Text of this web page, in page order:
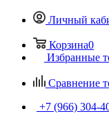
Личный
Корзина0
Избранные
Сравнение
+7 (966) 304-